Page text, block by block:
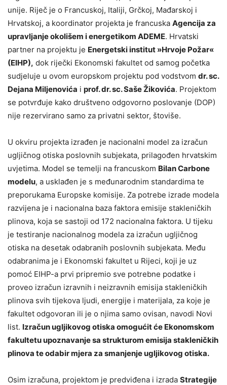
unije. Riječ je o Francuskoj, Italiji, Grčkoj, Mađarskoj i
Hrvatskoj, a koordinator projekta je francuska Agencija za
upravljanje okolišem i energetikom ADEME. Hrvatski
partner na projektu je Energetski institut »Hrvoje Požar«
(EIHP), dok riječki Ekonomski fakultet od samog početka
sudjeluje u ovom europskom projektu pod vodstvom dr. sc.
Dejana Miljenovića i prof. dr. sc. Saše Žikovića. Projektom
se potvrđuje kako društveno odgovorno poslovanje (DOP)
nije rezervirano samo za privatni sektor, štoviše.
U okviru projekta izrađen je nacionalni model za izračun
ugljičnog otiska poslovnih subjekata, prilagođen hrvatskim
uvjetima. Model se temelji na francuskom Bilan Carbone
modelu, a usklađen je s međunarodnim standardima te
preporukama Europske komisije. Za potrebe izrade modela
razvijena je i nacionalna baza faktora emisije stakleničkih
plinova, koja se sastoji od 172 nacionalna faktora. U tijeku
je testiranje nacionalnog modela za izračun ugljičnog
otiska na desetak odabranih poslovnih subjekata. Među
odabranima je i Ekonomski fakultet u Rijeci, koji je uz
pomoć EIHP-a prvi pripremio sve potrebne podatke i
proveo izračun izravnih i neizravnih emisija stakleničkih
plinova svih tijekova ljudi, energije i materijala, za koje je
fakultet odgovoran ili je o njima samo ovisan, navodi Novi
list. Izračun ugljikovog otiska omogućit će Ekonomskom
fakultetu upoznavanje sa strukturom emisija stakleničkih
plinova te odabir mjera za smanjenje ugljikovog otiska.
Osim izračuna, projektom je predviđena i izrada Strategije